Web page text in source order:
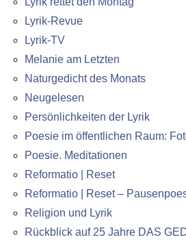
Lyrik-Revue
Lyrik-TV
Melanie am Letzten
Naturgedicht des Monats
Neugelesen
Persönlichkeiten der Lyrik
Poesie im öffentlichen Raum:
Poesie. Meditationen
Reformatio | Reset
Reformatio | Reset –
Religion und Lyrik
Rückblick auf 25 Jahre DAS